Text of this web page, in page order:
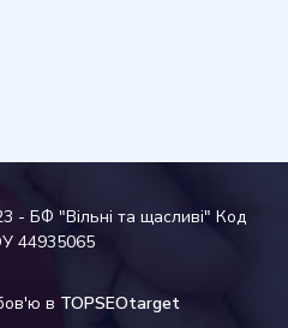
- БФ "Вільні та щасливі" Код
44935065
в TOPSEOtarget